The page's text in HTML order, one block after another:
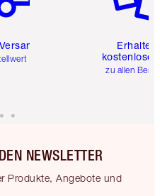
Erhalte
kostenlose
zu allen
NEWSLETTER
Produkte, Angebote und